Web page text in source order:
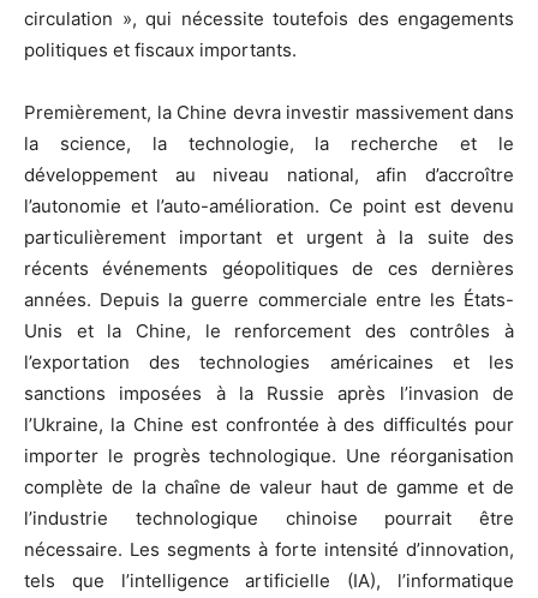
circulation », qui nécessite toutefois des engagements
politiques et fiscaux importants.
Premièrement, la Chine devra investir massivement dans
la science, la technologie, la recherche et le
développement au niveau national, afin d’accroître
l’autonomie et l’auto-amélioration. Ce point est devenu
particulièrement important et urgent à la suite des
récents événements géopolitiques de ces dernières
années. Depuis la guerre commerciale entre les États-
Unis et la Chine, le renforcement des contrôles à
l’exportation des technologies américaines et les
sanctions imposées à la Russie après l’invasion de
l’Ukraine, la Chine est confrontée à des difficultés pour
importer le progrès technologique. Une réorganisation
complète de la chaîne de valeur haut de gamme et de
l’industrie technologique chinoise pourrait être
nécessaire. Les segments à forte intensité d’innovation,
tels que l’intelligence artificielle (IA), l’informatique